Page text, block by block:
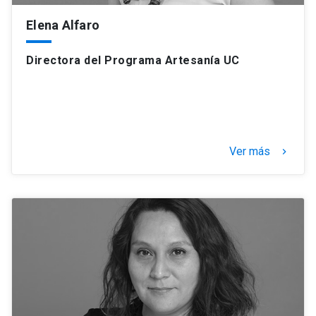
Elena Alfaro
Directora del Programa Artesanía UC
Ver más keyboard_arrow_right